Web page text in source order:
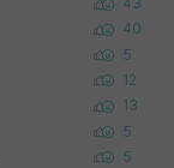
43
40
5
12
13
5
5